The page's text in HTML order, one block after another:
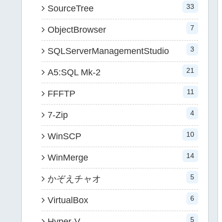
SourceTree 33
ObjectBrowser 7
SQLServerManagementStudio 3
A5:SQL Mk-2 21
FFFTP 11
7-Zip 4
WinSCP 10
WinMerge 14
かぞえチャオ 5
VirtualBox 6
5